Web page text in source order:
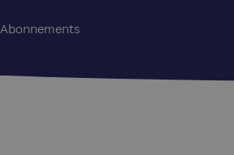
Abonnements